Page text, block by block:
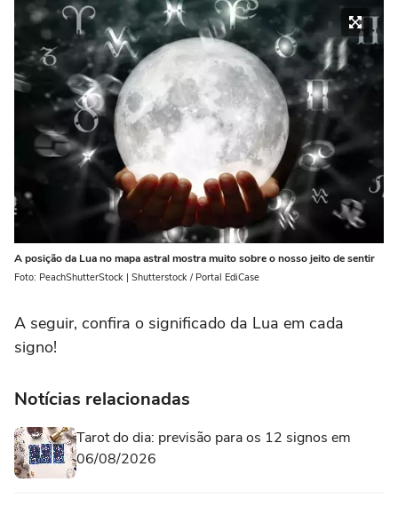
A posição da Lua no mapa astral mostra muito sobre o nosso jeito de sentir
Foto: PeachShutterStock | Shutterstock / Portal EdiCase
A seguir, confira o significado da Lua em cada
signo!
Notícias relacionadas
Tarot do dia: previsão para os 12 signos em
06/08/2026